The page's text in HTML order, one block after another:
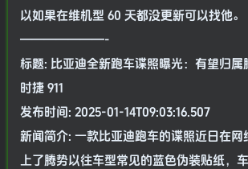
以如果在维机型 60 天都没更新可以找他。
———————-
标题: 比亚迪全新跑车谍照曝光：有望归属
时捷 911
发布时间: 2025-01-14T09:03:16.507
新闻简介: 一款比亚迪跑车的谍照近日在网
上了腾势以往车型常见的蓝色伪装贴纸，